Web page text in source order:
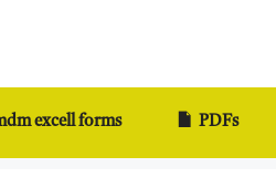
excell forms PDFs